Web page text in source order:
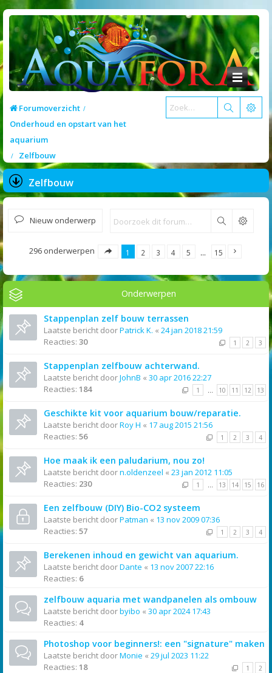
Forumoverzicht
Onderhoud en opstart van het
aquarium
Zelfbouw
Zelfbouw
Nieuw onderwerp Zoek
296 onderwerpen 1 2 3 4 5 … 15
Onderwerpen
Stappenplan zelf bouw terrassen
Laatste bericht doorPatrick K. « 24 jan 2018 21:59
Reacties: 30 1 2 3
Stappenplan zelfbouw achterwand.
Laatste bericht doorJohnB « 30 apr 2016 22:27
Reacties: 184 1 … 10 11 12 13
Geschikte kit voor aquarium bouw/reparatie.
Laatste bericht doorRoy H « 17 aug 2015 21:56
Reacties: 56 1 2 3 4
Hoe maak ik een paludarium, nou zo!
Laatste bericht doorn.oldenzeel « 23 jan 2012 11:05
Reacties: 230 1 … 13 14 15 16
Een zelfbouw (DIY) Bio-CO2 systeem
Laatste bericht doorPatman « 13 nov 2009 07:36
Reacties: 57 1 2 3 4
Berekenen inhoud en gewicht van aquarium.
Laatste bericht doorDante « 13 nov 2007 22:16
Reacties: 6
zelfbouw aquaria met wandpanelen als ombouw
Laatste bericht doorbyibo « 30 apr 2024 17:43
Reacties: 4
Photoshop voor beginners!: een "signature" maken
Laatste bericht doorMonie « 29 jul 2023 11:22
Reacties: 18 1 2